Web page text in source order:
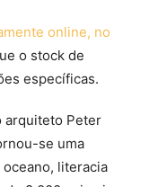
online, no
o stock de
específicas.
arquiteto Peter
se uma
literacia